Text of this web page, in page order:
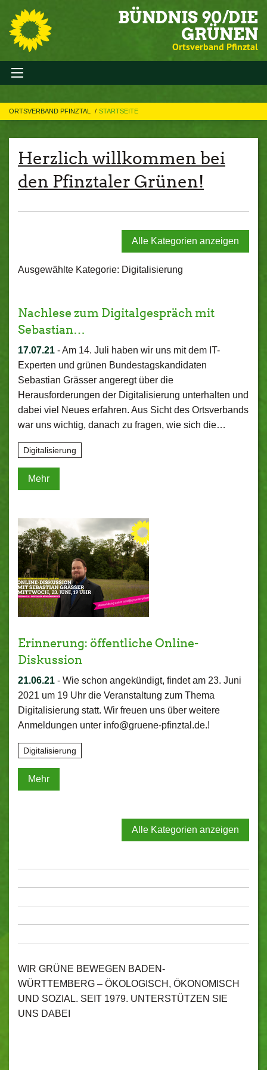
BÜNDNIS 90/DIE
GRÜNEN
Ortsverband Pfinztal
ORTSVERBAND PFINZTAL STARTSEITE
Herzlich willkommen bei
den Pfinztaler Grünen!
Alle Kategorien anzeigen
Ausgewählte Kategorie: Digitalisierung
Nachlese zum Digitalgespräch mit
Sebastian…
17.07.21 -Am 14. Juli haben wir uns mit dem IT-
Experten und grünen Bundestagskandidaten
Sebastian Grässer angeregt über die
Herausforderungen der Digitalisierung unterhalten und
dabei viel Neues erfahren. Aus Sicht des Ortsverbands
war uns wichtig, danach zu fragen, wie sich die…
Digitalisierung
Mehr
Erinnerung: öffentliche Online-
Diskussion
21.06.21 - Wie schon angekündigt, findet am 23. Juni
2021 um 19 Uhr die Veranstaltung zum Thema
Digitalisierung statt. Wir freuen uns über weitere
Anmeldungen unter info@gruene-pfinztal.de.!
Digitalisierung
Mehr
Alle Kategorien anzeigen
WIR GRÜNE BEWEGEN BADEN-
WÜRTTEMBERG – ÖKOLOGISCH, ÖKONOMISCH
UND SOZIAL. SEIT 1979. UNTERSTÜTZEN SIE
UNS DABEI